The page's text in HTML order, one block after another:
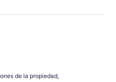
de la propiedad,